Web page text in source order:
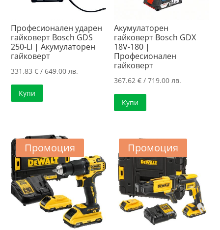
Професионален ударен
гайковерт Bosch GDS
250-LI | Акумулаторен
гайковерт
331.83€ / 649.00 лв.
Купи
Акумулаторен
гайковерт Bosch GDX
18V-180 |
Професионален
гайковерт
367.62€ / 719.00 лв.
Купи
Промоция Промоция